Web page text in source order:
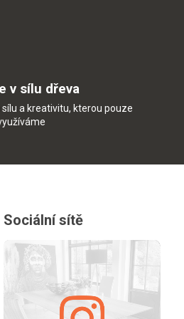
v sílu dřeva
a kreativitu, kterou pouze
Sociální sítě